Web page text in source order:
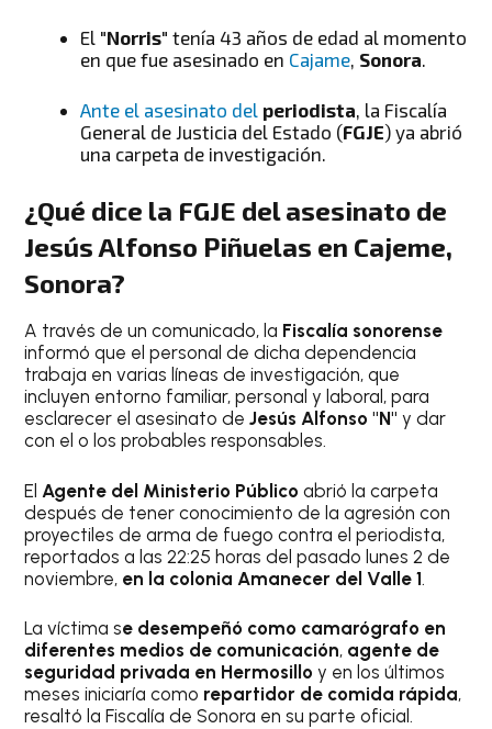
El "Norris" tenía 43 años de edad al momento
en que fue asesinado en Cajame, Sonora.
Ante el asesinato del periodista , la Fiscalía
General de Justicia del Estado (FGJE) ya abrió
una carpeta de investigación.
¿Qué dice la FGJE del asesinato de
Jesús Alfonso Piñuelas en Cajeme,
Sonora?
A través de un comunicado, la Fiscalía sonorense
informó que el personal de dicha dependencia
trabaja en varias líneas de investigación, que
incluyen entorno familiar, personal y laboral, para
esclarecer el asesinato deJesús Alfonso "N" y dar
con el o los probables responsables.
El Agente del Ministerio Público abrió la carpeta
después de tener conocimiento de la agresión con
proyectiles de arma de fuego contra el periodista,
reportados a las 22:25 horas del pasado lunes 2 de
noviembre, en la colonia Amanecer del Valle 1.
La víctima se desempeñó como camarógrafo en
diferentes medios de comunicación, agente de
seguridad privada en Hermosillo y en los últimos
meses iniciaría como repartidor de comida rápida,
resaltó la Fiscalía de Sonora en su parte oficial.